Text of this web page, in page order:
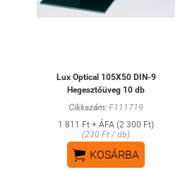
Lux Optical 105X50 DIN-9
Hegesztőüveg 10 db
Cikkszám: F111719
1 811 Ft + ÁFA (2 300 Ft)
(230 Ft / db)
 KOSÁRBA